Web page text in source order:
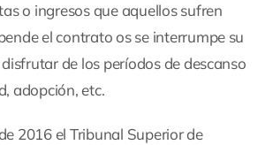
o ingresos que aquellos sufren
el contrato os se interrumpe su
de los períodos de descanso
adopción, etc.
2016 el Tribunal Superior de